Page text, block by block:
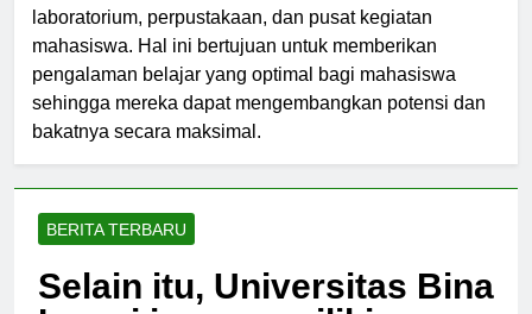
laboratorium, perpustakaan, dan pusat kegiatan
mahasiswa. Hal ini bertujuan untuk memberikan
pengalaman belajar yang optimal bagi mahasiswa
sehingga mereka dapat mengembangkan potensi dan
bakatnya secara maksimal.
BERITA TERBARU
Selain itu, Universitas Bina